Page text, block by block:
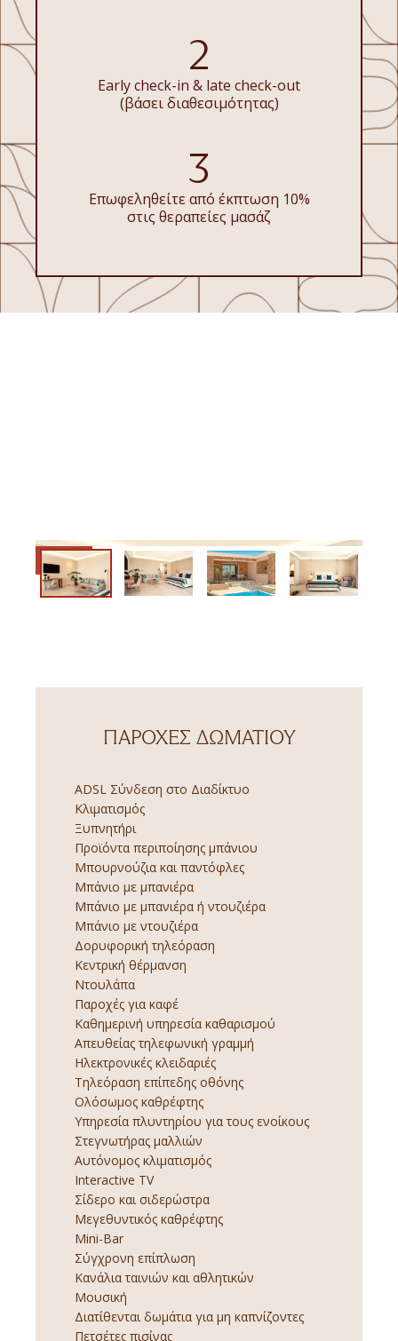
ΠΑΡΟΧΈΣ ΔΩΜΑΤΊΟΥ
ADSL Σύνδεση στο Διαδίκτυο
Κλιματισμός
Ξυπνητήρι
Προϊόντα περιποίησης μπάνιου
Μπουρνούζια και παντόφλες
Μπάνιο με μπανιέρα
Μπάνιο με μπανιέρα ή ντουζιέρα
Μπάνιο με ντουζιέρα
Δορυφορική τηλεόραση
Κεντρική θέρμανση
Ντουλάπα
Παροχές για καφέ
Καθημερινή υπηρεσία καθαρισμού
Απευθείας τηλεφωνική γραμμή
Ηλεκτρονικές κλειδαριές
Τηλεόραση επίπεδης οθόνης
Ολόσωμος καθρέφτης
Υπηρεσία πλυντηρίου για τους ενοίκους
Στεγνωτήρας μαλλιών
Αυτόνομος κλιματισμός
Interactive TV
Σίδερο και σιδερώστρα
Μεγεθυντικός καθρέφτης
Mini-Bar
Σύγχρονη επίπλωση
Κανάλια ταινιών και αθλητικών
Μουσική
Διατίθενται δωμάτια για μη καπνίζοντες
Πετσέτες πισίνας
2
Early check-in & late check-out
(βάσει διαθεσιμότητας)
3
Επωφεληθείτε από έκπτωση 10%
στις θεραπείες μασάζ